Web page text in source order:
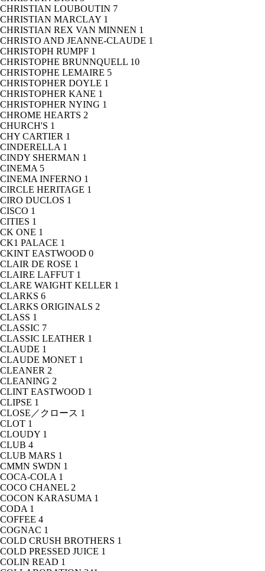
CHRISTIAN LOUBOUTIN 7
CHRISTIAN MARCLAY 1
CHRISTIAN REX VAN MINNEN 1
CHRISTO AND JEANNE-CLAUDE 1
CHRISTOPH RUMPF 1
CHRISTOPHE BRUNNQUELL 10
CHRISTOPHE LEMAIRE 5
CHRISTOPHER DOYLE 1
CHRISTOPHER KANE 1
CHRISTOPHER NYING 1
CHROME HEARTS 2
CHURCH'S 1
CHY CARTIER 1
CINDERELLA 1
CINDY SHERMAN 1
CINEMA 5
CINEMA INFERNO 1
CIRCLE HERITAGE 1
CIRO DUCLOS 1
CISCO 1
CITIES 1
CK ONE 1
CK1 PALACE 1
CKINT EASTWOOD 0
CLAIR DE ROSE 1
CLAIRE LAFFUT 1
CLARE WAIGHT KELLER 1
CLARKS 6
CLARKS ORIGINALS 2
CLASS 1
CLASSIC 7
CLASSIC LEATHER 1
CLAUDE 1
CLAUDE MONET 1
CLEANER 2
CLEANING 2
CLINT EASTWOOD 1
CLIPSE 1
CLOSE／クロース 1
CLOT 1
CLOUDY 1
CLUB 4
CLUB MARS 1
CMMN SWDN 1
COCA-COLA 1
COCO CHANEL 2
COCON KARASUMA 1
CODA 1
COFFEE 4
COGNAC 1
COLD CRUSH BROTHERS 1
COLD PRESSED JUICE 1
COLIN READ 1